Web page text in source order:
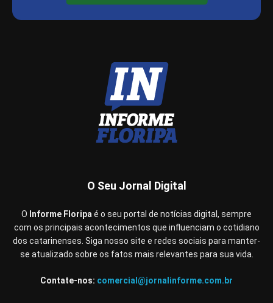
O Seu Jornal Digital
O Informe Floripaé o seu portal de notícias digital, sempre
com os principais acontecimentos que influenciam o cotidiano
dos catarinenses. Siga nosso site e redes sociais para manter-
se atualizado sobre os fatos mais relevantes para sua vida.
Contate-nos: comercial@jornalinforme.com.br